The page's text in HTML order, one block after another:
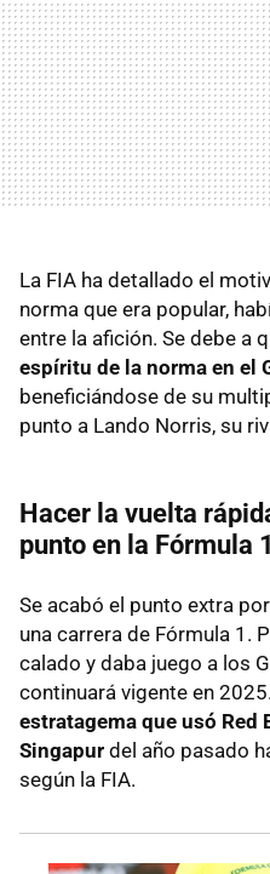
La FIA ha detallado el
norma que era popular,
entre la afición. Se debe a
espíritu de la norma en el
beneficiándose de su
punto a Lando Norris, su
Hacer la vuelta
punto en la Fórmula 1
Se acabó el punto extra
una carrera de Fórmula 1.
calado y daba juego a los
continuará vigente en 2025.
estratagema que usó Red
Singapur del año pasado
según la FIA.